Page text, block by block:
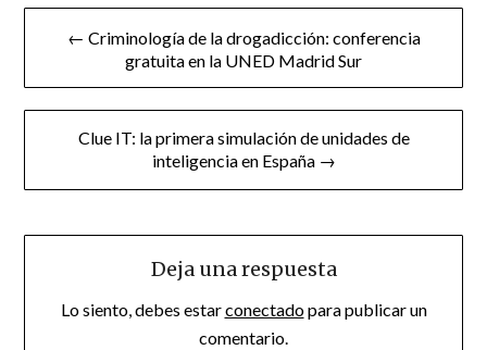
Navegación
entradas
← Criminología de la drogadicción: conferencia
gratuita en la UNED Madrid Sur
Clue IT: la primera simulación de unidades de
inteligencia en España →
Deja una respuesta
Lo siento, debes estarconectadopara publicar un
comentario.